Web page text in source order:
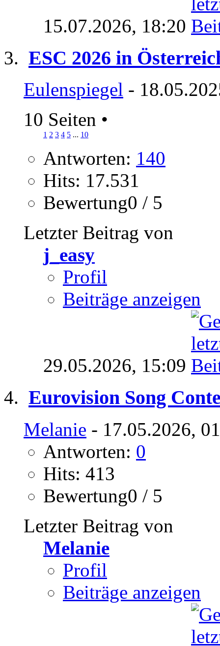
15.07.2026, 18:20
ESC 2026 in
Eulenspiegel -
10 Seiten •
1 2 3 4 5 ... 10
Antworten: 140
Hits: 17.531
Bewertung0 / 5
Letzter Beitrag von
j_easy
Profil
Beiträge anzeigen
29.05.2026, 15:09
Eurovision Song
Melanie - 17.05.2026,
Antworten: 0
Hits: 413
Bewertung0 / 5
Letzter Beitrag von
Melanie
Profil
Beiträge anzeigen